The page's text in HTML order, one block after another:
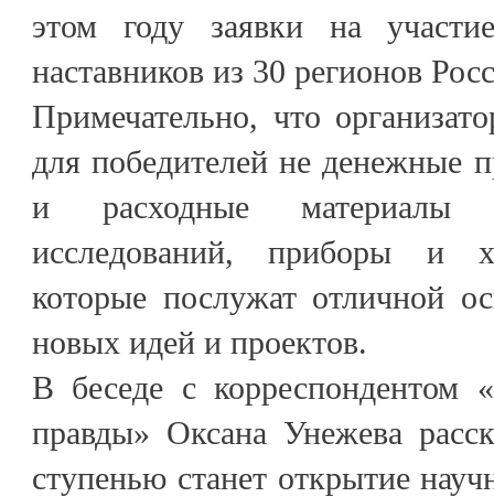
этом году заявки на
наставников из 30 регионов
Примечательно, что
для победителей не денежные
и расходные материалы
исследований, приборы и
которые послужат отличной
новых идей и проектов.
В беседе с корреспондентом
правды» Оксана Унежева
ступенью станет открытие